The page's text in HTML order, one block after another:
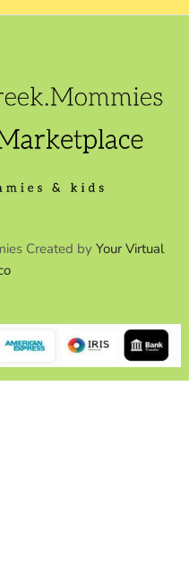
Created by Your Virtual